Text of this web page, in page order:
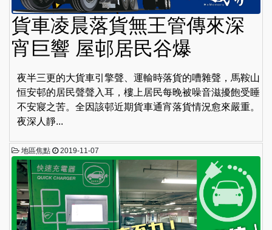
貨車凌晨落貨無王管傳來深
宵巨響 屋邨居民谷爆
夜半三更的大貨車引擎聲、運輸時落貨的嘈雜聲，馬鞍山
恒安邨的居民聲聲入耳，樓上居民每晚被噪音滋擾飽受睡
不安寢之苦。全因該邨近期貨車通宵落貨情況愈來嚴重。
夜深人靜...
地區焦點 2019-11-07